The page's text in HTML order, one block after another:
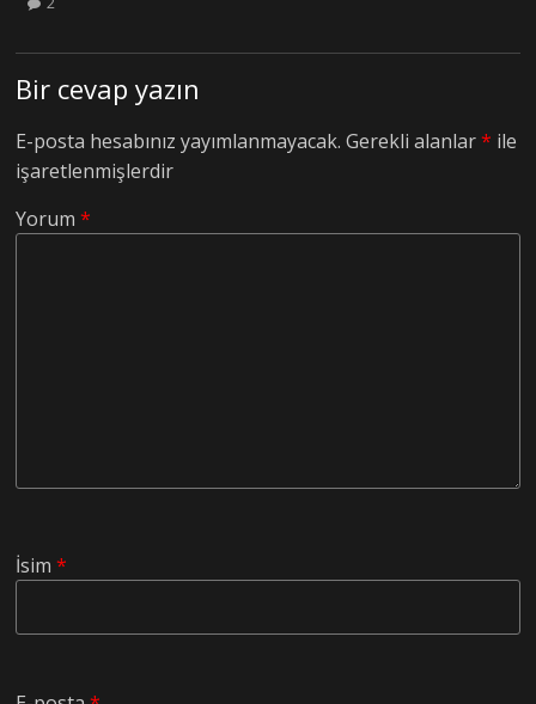
Bir cevap yazın
E-posta hesabınız yayımlanmayacak. Gerekli alanlar* ile
işaretlenmişlerdir
Yorum*
İsim*